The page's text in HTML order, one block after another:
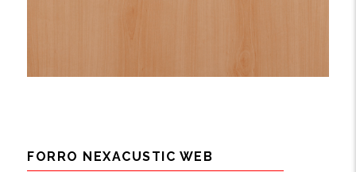
FORRO NEXACUSTIC WEB